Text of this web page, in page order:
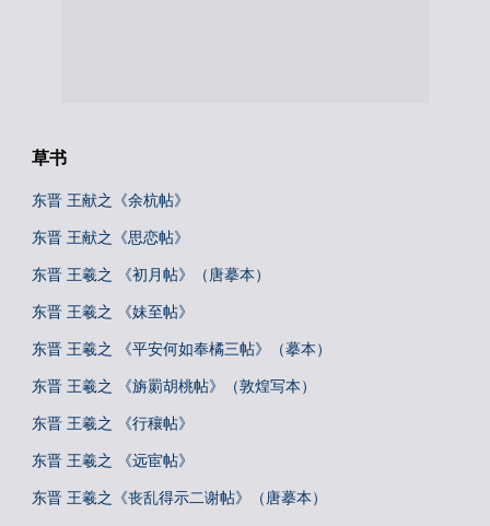
草书
东晋 王献之《余杭帖》
东晋 王献之《思恋帖》
东晋 王羲之 《初月帖》（唐摹本）
东晋 王羲之 《妹至帖》
东晋 王羲之 《平安何如奉橘三帖》（摹本）
东晋 王羲之 《旃罽胡桃帖》（敦煌写本）
东晋 王羲之 《行穰帖》
东晋 王羲之 《远宦帖》
东晋 王羲之《丧乱得示二谢帖》（唐摹本）